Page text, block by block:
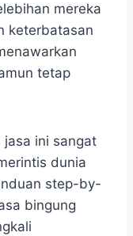
mereka
keterbatasan
tetap
jasa ini sangat
dunia
step-by-
bingung